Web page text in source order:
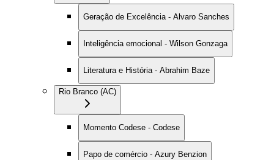
Geração de Excelência - Alvaro Sanches
Inteligência emocional - Wilson Gonzaga
Literatura e História - Abrahim Baze
Rio Branco (AC)
Momento Codese - Codese
Papo de comércio - Azury Benzion